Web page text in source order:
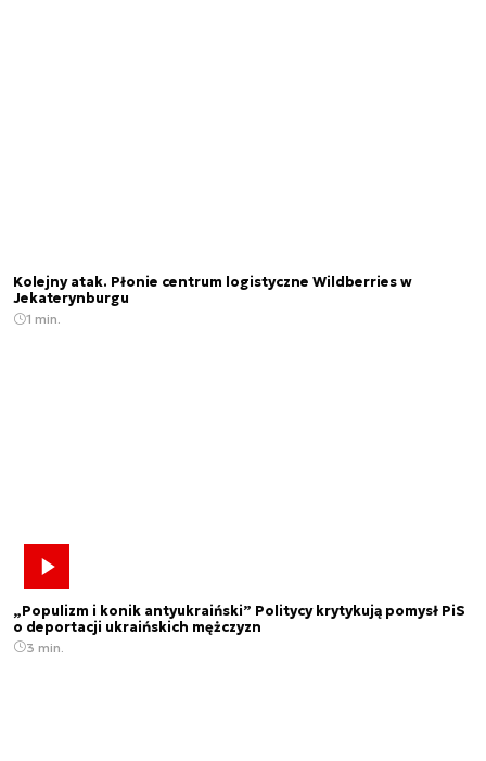
Kolejny atak. Płonie centrum logistyczne Wildberries w
Jekaterynburgu
1 min.
„Populizm i konik antyukraiński” Politycy krytykują pomysł PiS
o deportacji ukraińskich mężczyzn
3 min.